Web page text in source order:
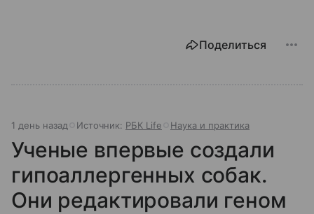
Поделиться
1 день назад Источник: РБК Life Наука и практика
Ученые впервые создали
гипоаллергенных собак.
Они редактировали геном